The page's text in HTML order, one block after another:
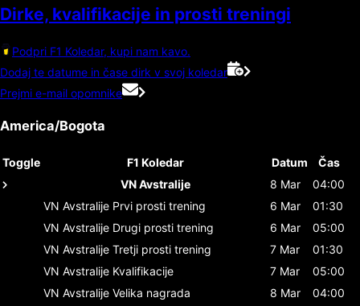
Dirke, kvalifikacije in prosti treningi
Podpri F1 Koledar, kupi nam kavo.
Dodaj te datume in čase dirk v svoj koledar
Prejmi e-mail opomnike
America/Bogota
Toggle F1 Koledar Datum
Čas
VN Avstralije
8 Mar
04:00
VN Avstralije Prvi prosti trening 6 Mar
01:30
VN Avstralije Drugi prosti trening 6 Mar
05:00
VN Avstralije Tretji prosti trening 7 Mar
01:30
VN Avstralije Kvalifikacije 7 Mar
05:00
VN Avstralije Velika nagrada 8 Mar
04:00